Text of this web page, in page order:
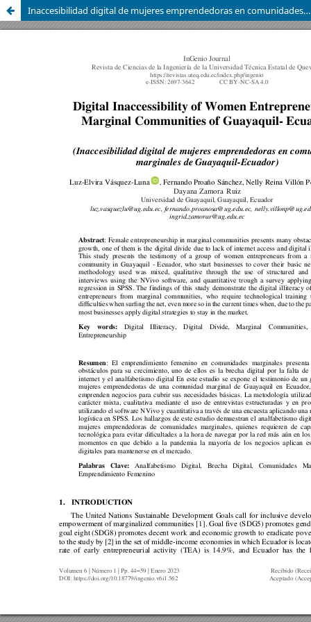
Inaccesibilidad digital de mujeres emprendedoras en comunidades marginales de Guayaquil-Ecuador